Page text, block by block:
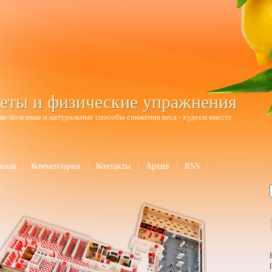
и физические упражнения
полезные и натуральные способы снижения веса - худеем вместе
Комментарии Контакты Архив RSS